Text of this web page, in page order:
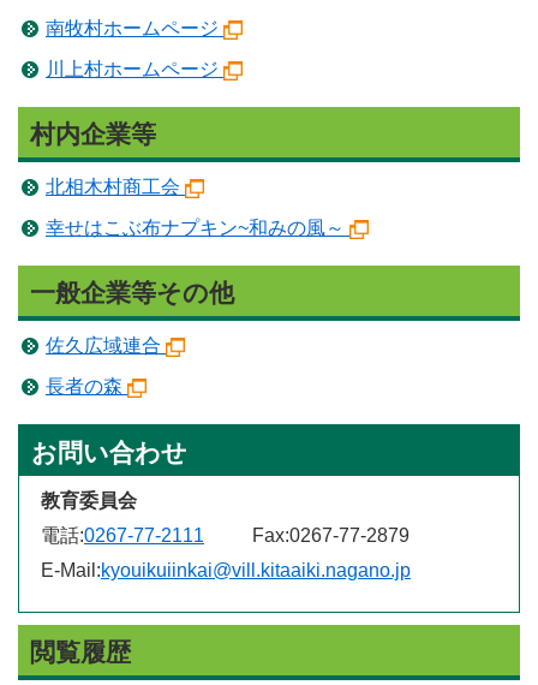
南牧村ホームページ
川上村ホームページ
村内企業等
北相木村商工会
幸せはこぶ布ナプキン~和みの風～
一般企業等その他
佐久広域連合
長者の森
お問い合わせ
教育委員会
電話:0267-77-2111 Fax:0267-77-2879
E-Mail:kyouikuiinkai@vill.kitaaiki.nagano.jp
閲覧履歴